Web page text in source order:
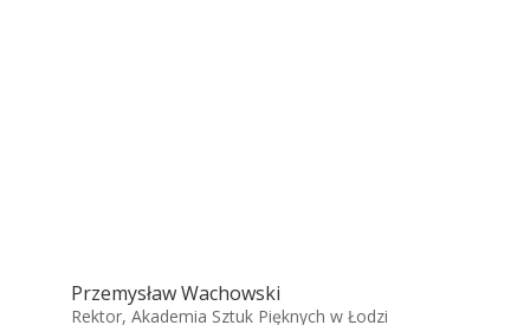
Przemysław Wachowski
Rektor, Akademia Sztuk Pięknych w Łodzi